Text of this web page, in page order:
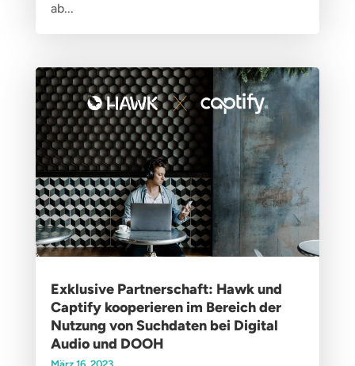
ab...
Exklusive Partnerschaft: Hawk und
Captify kooperieren im Bereich der
Nutzung von Suchdaten bei Digital
Audio und DOOH